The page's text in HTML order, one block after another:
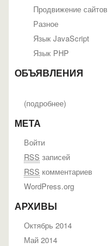
Продвижение сайтов
Разное
Язык JavaScript
Язык PHP
ОБЪЯВЛЕНИЯ
(подробнее)
МЕТА
Войти
RSS записей
RSS комментариев
WordPress.org
АРХИВЫ
Октябрь 2014
Май 2014